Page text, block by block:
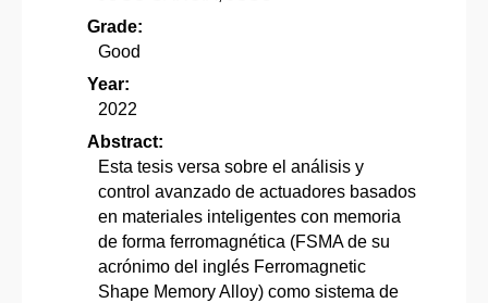
Grade:
Good
Year:
2022
Abstract:
Esta tesis versa sobre el análisis y
control avanzado de actuadores basados
en materiales inteligentes con memoria
de forma ferromagnética (FSMA de su
acrónimo del inglés Ferromagnetic
Shape Memory Alloy) como sistema de